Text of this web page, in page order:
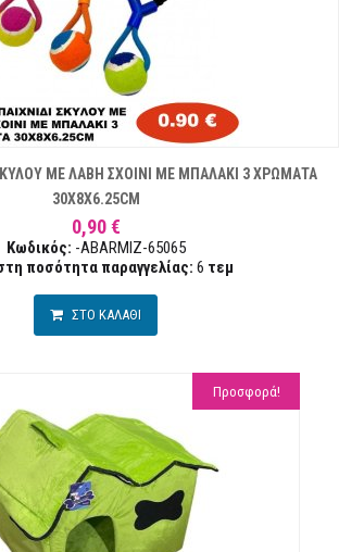
ΜΕ ΛΑΒΗ ΣΧΟΙΝΙ ΜΕ ΜΠΑΛΑΚΙ 3 ΧΡΩΜΑΤΑ
30X8X6.25CM
0,90 €
Κωδικός: -ABARMIZ-65065
ποσότητα παραγγελίας: 6 τεμ
ΣΤΟ ΚΑΛΑΘΙ
Προσφορά!